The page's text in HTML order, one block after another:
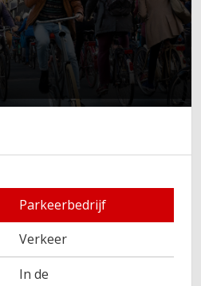
Parkeerbedrijf
Verkeer
In de